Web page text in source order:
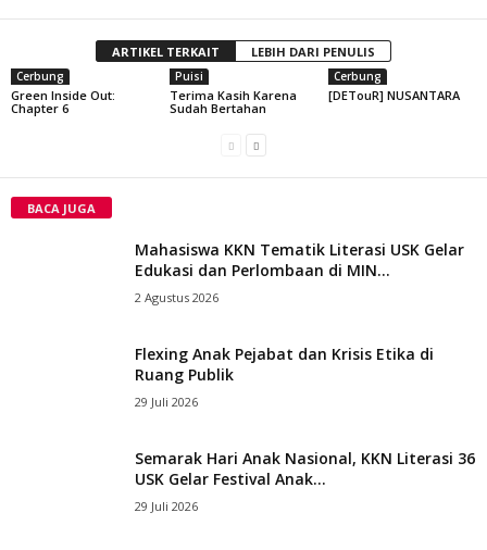
ARTIKEL TERKAIT LEBIH DARI PENULIS
Cerbung
Green Inside Out:
Chapter 6
Puisi
Terima Kasih Karena
Sudah Bertahan
Cerbung
[DETouR] NUSANTARA
BACA JUGA
Mahasiswa KKN Tematik Literasi USK Gelar
Edukasi dan Perlombaan di MIN...
2 Agustus 2026
Flexing Anak Pejabat dan Krisis Etika di
Ruang Publik
29 Juli 2026
Semarak Hari Anak Nasional, KKN Literasi 36
USK Gelar Festival Anak...
29 Juli 2026